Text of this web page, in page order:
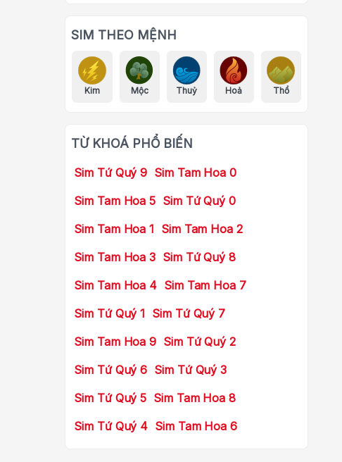
SIM THEO MỆNH
Kim Mộc Thuỷ Hoả Thổ
TỪ KHOÁ PHỔ BIẾN
Sim Tứ Quý 9 Sim Tam Hoa 0
Sim Tam Hoa 5 Sim Tứ Quý 0
Sim Tam Hoa 1 Sim Tam Hoa 2
Sim Tam Hoa 3 Sim Tứ Quý 8
Sim Tam Hoa 4 Sim Tam Hoa 7
Sim Tứ Quý 1 Sim Tứ Quý 7
Sim Tam Hoa 9 Sim Tứ Quý 2
Sim Tứ Quý 6 Sim Tứ Quý 3
Sim Tứ Quý 5 Sim Tam Hoa 8
Sim Tứ Quý 4 Sim Tam Hoa 6